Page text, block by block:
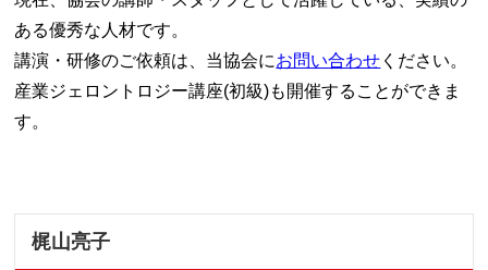
ある優秀な人材です。
講演・研修のご依頼は、当協会にお問い合わせ ください。
産業ジェロントロジー講座(初級)も開催することができま
す。
梶山亮子